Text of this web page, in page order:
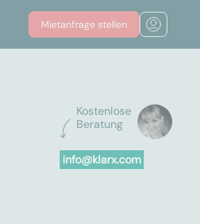
Mietanfrage stellen
Kostenlose
Beratung
info@klarx.com